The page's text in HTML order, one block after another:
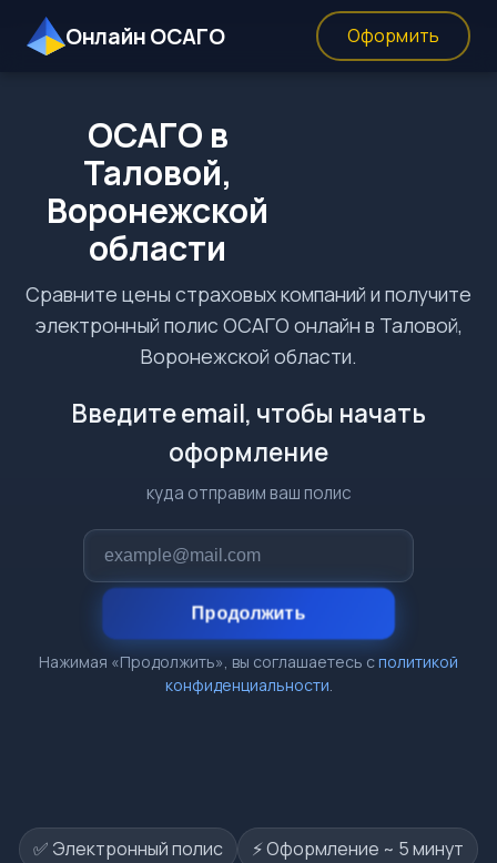
Онлайн ОСАГО Оформить
ОСАГО в
Таловой,
Воронежской
области
Сравните цены страховых компаний и получите
электронный полис ОСАГО онлайн в Таловой,
Воронежской области.
Введите email, чтобы начать
оформление
куда отправим ваш полис
Продолжить
Нажимая «Продолжить», вы соглашаетесь сполитикой
конфиденциальности.
✅ Электронный полис
⚡️ Оформление ~ 5 минут